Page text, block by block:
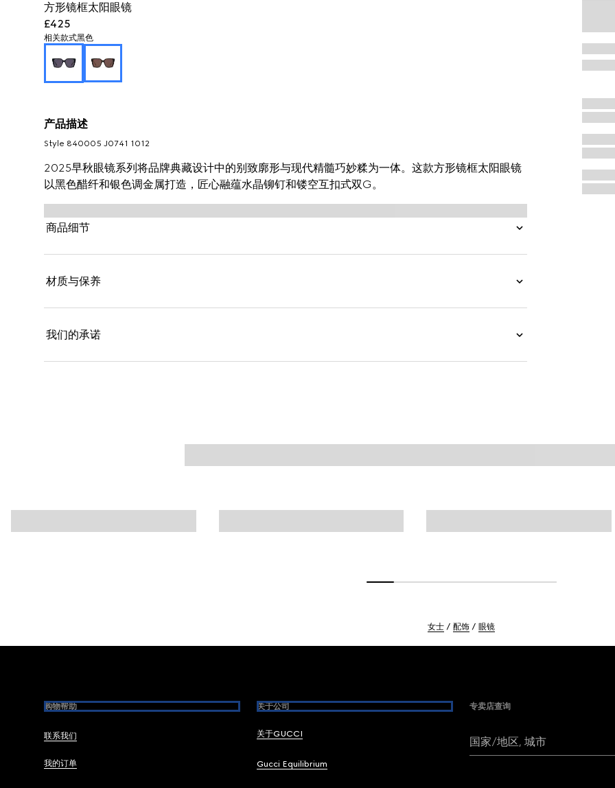
方形镜框太阳眼镜
£425
相关款式黑色
产品描述
Style ‎840005 J0741 1012
2025早秋眼镜系列将品牌典藏设计中的别致廓形与现代精髓巧妙糅为一体。这款方形镜框太阳眼镜
以黑色醋纤和银色调金属打造，匠心融蕴水晶铆钉和镂空互扣式双G。
商品细节
材质与保养
我们的承诺
女士 配饰 眼镜
购物帮助
联系我们
我的订单
关于公司
关于GUCCI
Gucci Equilibrium
专卖店查询
国家/地区, 城市